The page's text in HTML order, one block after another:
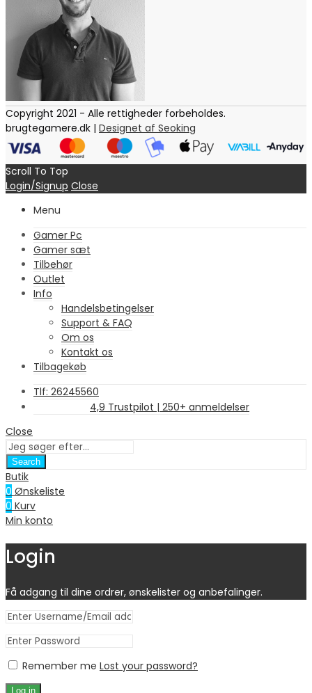
Copyright 2021 - Alle rettigheder forbeholdes.
brugtegamere.dk | Designet af Seoking
Scroll To Top
Login/Signup Close
Menu
Gamer Pc
Gamer sæt
Tilbehør
Outlet
Info
Handelsbetingelser
Support & FAQ
Om os
Kontakt os
Tilbagekøb
Tlf: 26245560
4,9 Trustpilot | 250+ anmeldelser
Close
Search
Butik
0 Ønskeliste
0 Kurv
Min konto
Login
Få adgang til dine ordrer, ønskelister og anbefalinger.
Remember me Lost your password?
Log in